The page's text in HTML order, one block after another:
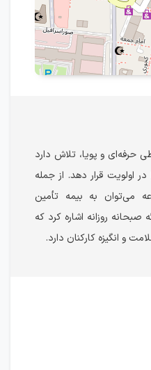
حرفه‌ای و پویا، تلاش دارد
اولویت قرار دهد. از جمله
می‌توان به بیمه تأمین
صبحانه روزانه اشاره کرد که
و انگیزه کارکنان دارد.